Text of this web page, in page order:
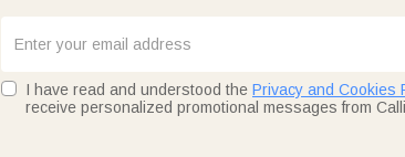
I have read and understood the Privacy and Cookies
receive personalized promotional messages from